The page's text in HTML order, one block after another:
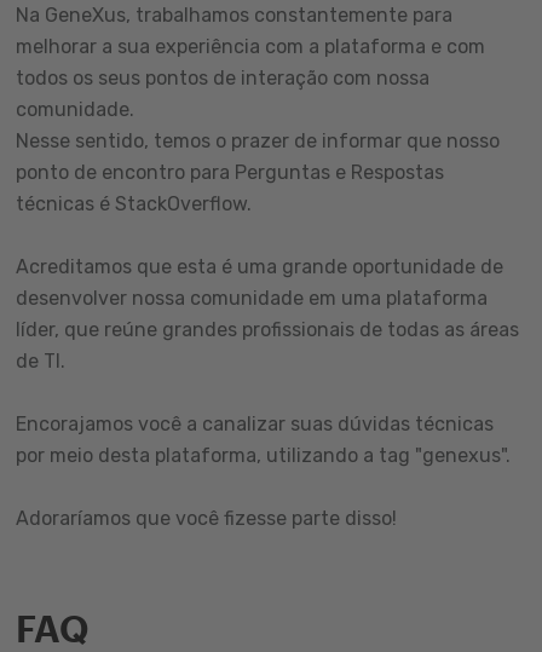
Na GeneXus, trabalhamos constantemente para
melhorar a sua experiência com a plataforma e com
todos os seus pontos de interação com nossa
comunidade.
Nesse sentido, temos o prazer de informar que nosso
ponto de encontro para Perguntas e Respostas
técnicas é StackOverflow.
Acreditamos que esta é uma grande oportunidade de
desenvolver nossa comunidade em uma plataforma
líder, que reúne grandes profissionais de todas as áreas
de TI.
Encorajamos você a canalizar suas dúvidas técnicas
por meio desta plataforma, utilizando a tag "genexus".
Adoraríamos que você fizesse parte disso!
FAQ